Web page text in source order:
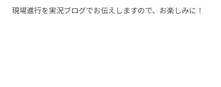
現場進行を実況ブログでお伝えしますので、お楽しみに！